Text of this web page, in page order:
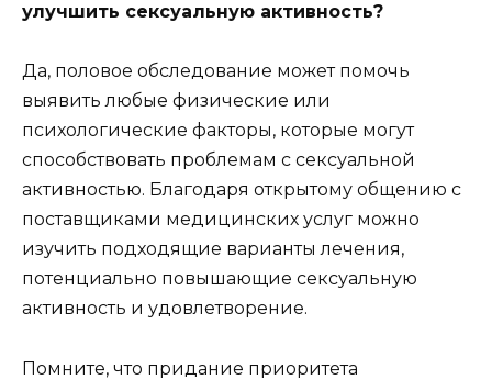
улучшить сексуальную активность?
Да, половое обследование может помочь
выявить любые физические или
психологические факторы, которые могут
способствовать проблемам с сексуальной
активностью. Благодаря открытому общению с
поставщиками медицинских услуг можно
изучить подходящие варианты лечения,
потенциально повышающие сексуальную
активность и удовлетворение.
Помните, что придание приоритета